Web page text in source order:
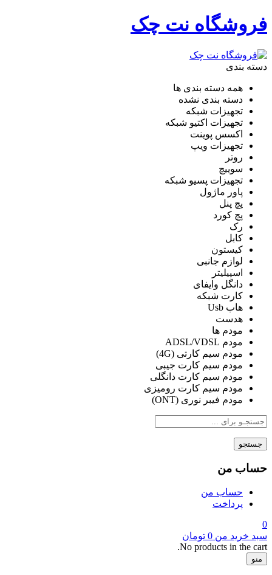
فروشگاه نت چک
دسته بندی
همه دسته بندی ها
دسته بندی نشده
تجهیزات شبکه
تجهیزات اکتیو شبکه
اکسس پوینت
تجهیزات ویپ
روتر
سوییچ
تجهیزات پسیو شبکه
پاور ماژول
پچ پنل
پچ کورد
رک
کابل
کیستون
لوازم جانبی
اسپیلیتر
دانگل وایفای
کارت شبکه
هاب Usb
هدست
مودم ها
مودم ADSL/VDSL
مودم سیم کارتی (4G)
مودم سیم کارت جیبی
مودم سیم کارت دانگلی
مودم سیم کارت رومیزی
مودم فیبر نوری (ONT)
جستجو
حساب من
حساب من
پرداخت
0
سبد خرید من 0 تومان
No products in the cart.
منو